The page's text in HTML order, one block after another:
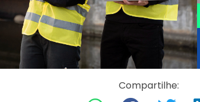
Compartilhe: